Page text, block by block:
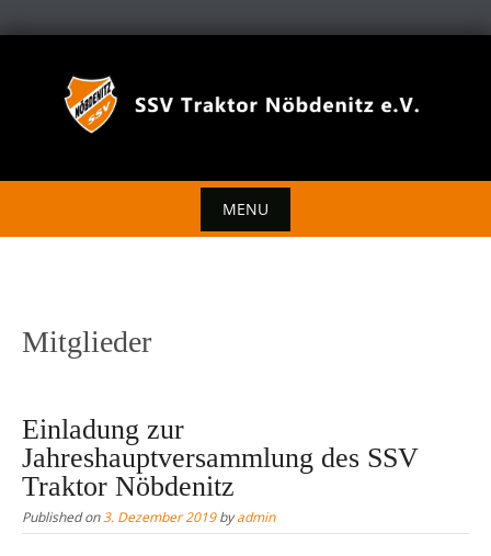
MENU
Mitglieder
Einladung zur
Jahreshauptversammlung des SSV
Traktor Nöbdenitz
Published on3. Dezember 2019byadmin